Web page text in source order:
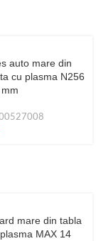
auto mare din
cu plasma N256
mare din tabla
MAX 14